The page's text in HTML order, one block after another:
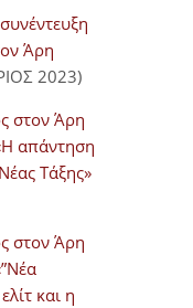
Άρη
2023)
στον Άρη
απάντηση
Τάξης»
στον Άρη
και η